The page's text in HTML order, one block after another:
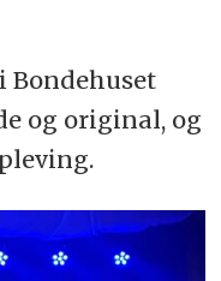
og original, og